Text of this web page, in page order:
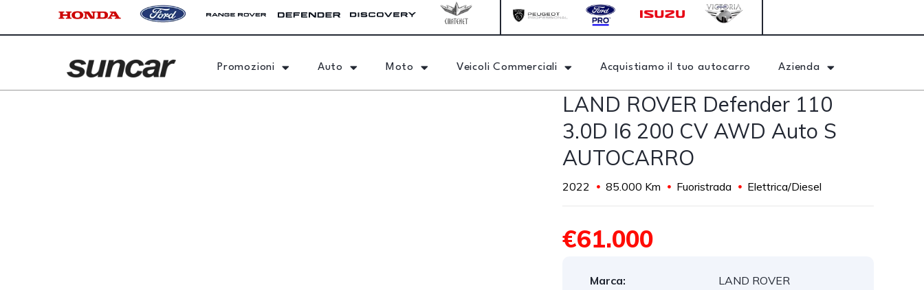
Promozioni Auto Moto Veicoli Commerciali Acquistiamo il tuo autocarro Azienda
LAND ROVER Defender 110
3.0D I6 200 CV AWD Auto S
AUTOCARRO
2022 85.000 Km Fuoristrada Elettrica/Diesel
€61.000
Marca:
LAND ROVER